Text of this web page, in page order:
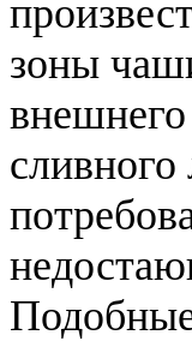
зоны